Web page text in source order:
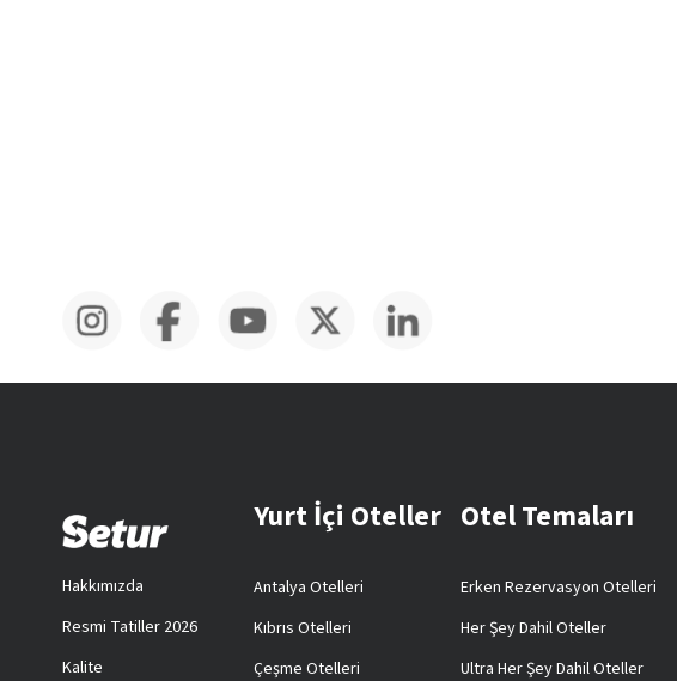
Hakkımızda
Resmi Tatiller 2026
Kalite
Yurt İçi Oteller
Antalya Otelleri
Kıbrıs Otelleri
Çeşme Otelleri
Otel Temaları
Erken Rezervasyon Otelleri
Her Şey Dahil Oteller
Ultra Her Şey Dahil Oteller